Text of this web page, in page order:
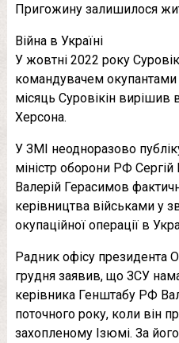
Пригожину залишилося
Війна в Україні
У жовтні 2022 року
командувачем окупантами
місяць Суровікін вирішив
Херсона.
У ЗМІ неодноразово
міністр оборони РФ
Валерій Герасимов
керівництва військами у
окупаційної операції в
Радник офісу президента
грудня заявив, що ЗСУ
керівника Генштабу РФ
поточного року, коли він
захопленому Ізюмі. За